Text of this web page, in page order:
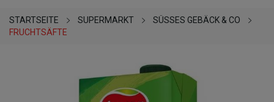
STARTSEITE SUPERMARKT
SÜSSES GEBÄCK & CO
FRUCHTSÄFTE